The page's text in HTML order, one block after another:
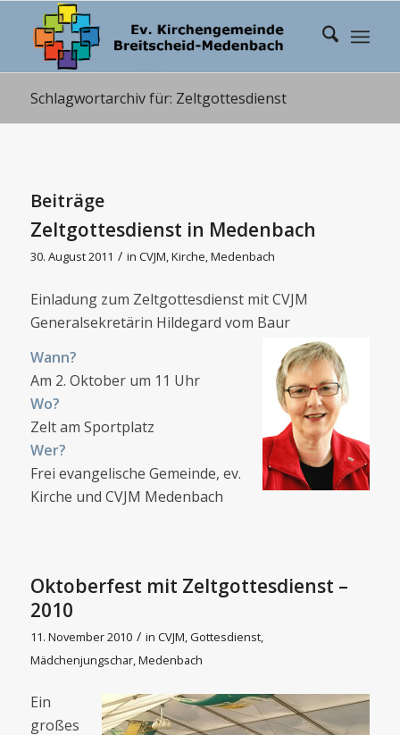
Schlagwortarchiv für: Zeltgottesdienst
Beiträge
Zeltgottesdienst in Medenbach
30. August 2011 / in CVJM,Kirche,Medenbach
Einladung zum Zeltgottesdienst mit CVJM
Generalsekretärin Hildegard vom Baur
Wann?
Am 2. Oktober um 11 Uhr
Wo?
Zelt am Sportplatz
Wer?
Frei evangelische Gemeinde, ev.
Kirche und CVJM Medenbach
Oktoberfest mit Zeltgottesdienst –
2010
11. November 2010 / in CVJM,Gottesdienst,
Mädchenjungschar,Medenbach
Ein
großes